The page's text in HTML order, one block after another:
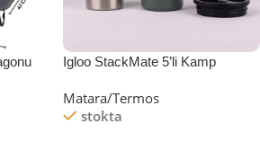
Igloo StackMate 5’li Kamp
Matara/Termos
stokta